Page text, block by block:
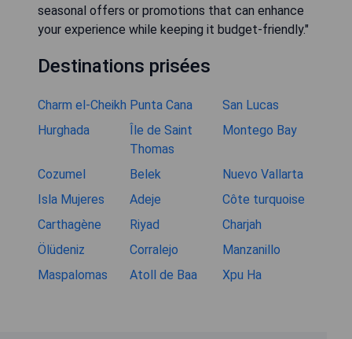
seasonal offers or promotions that can enhance
your experience while keeping it budget-friendly."
Destinations prisées
Charm el-Cheikh Punta Cana
San Lucas
Hurghada
Île de Saint
Thomas
Montego Bay
Cozumel Belek
Nuevo Vallarta
Isla Mujeres
Adeje
Côte turquoise
Carthagène
Riyad
Charjah
Ölüdeniz
Corralejo
Manzanillo
Maspalomas
Atoll de Baa Xpu Ha